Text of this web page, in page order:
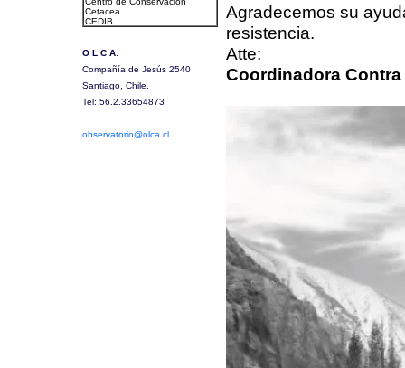
Agradecemos su
resistencia.
Atte:
Coordinadora